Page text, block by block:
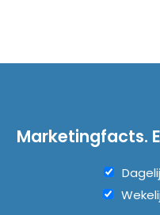
Marketingfacts.